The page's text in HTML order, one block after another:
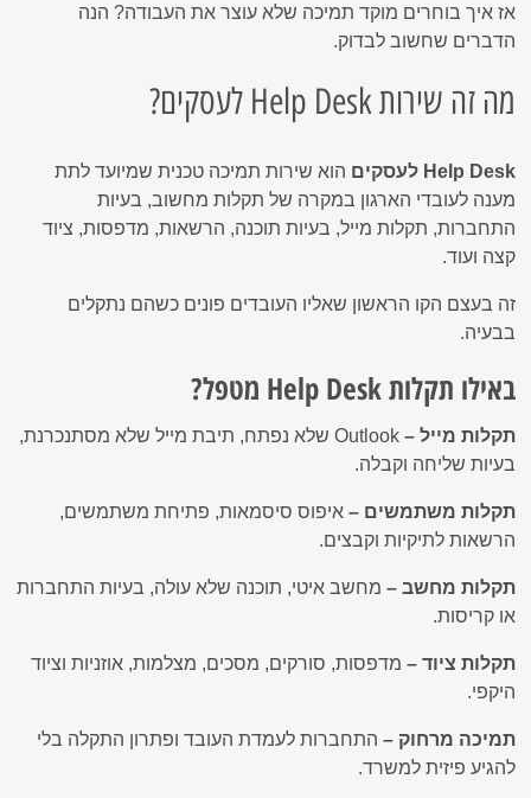
אז איך בוחרים מוקד תמיכה שלא עוצר את העבודה? הנה
הדברים שחשוב לבדוק.
מה זה שירות Help Desk לעסקים?
Help Desk לעסקים
הוא שירות תמיכה טכנית שמיועד לתת
מענה לעובדי הארגון במקרה של תקלות מחשוב, בעיות
התחברות, תקלות מייל, בעיות תוכנה, הרשאות, מדפסות, ציוד
קצה ועוד.
זה בעצם הקו הראשון שאליו העובדים פונים כשהם נתקלים
בבעיה.
באילו תקלות Help Desk מטפל?
תקלות מייל –
Outlook שלא נפתח, תיבת מייל שלא מסתנכרנת,
בעיות שליחה וקבלה.
תקלות משתמשים – איפוס סיסמאות, פתיחת משתמשים,
הרשאות לתיקיות וקבצים.
תקלות מחשב – מחשב איטי, תוכנה שלא עולה, בעיות התחברות
או קריסות.
תקלות ציוד – מדפסות, סורקים, מסכים, מצלמות, אוזניות וציוד
היקפי.
תמיכה מרחוק – התחברות לעמדת העובד ופתרון התקלה בלי
להגיע פיזית למשרד.